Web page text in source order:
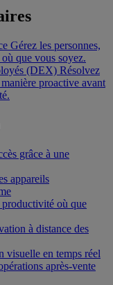
Gérez les personnes,
que vous soyez.
(DEX) Résolvez
proactive avant
grâce à une
appareils
où que
à distance des
visuelle en temps réel
après-vente